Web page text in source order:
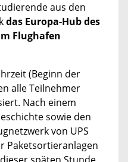
aus den
das Europa-Hub des
Flughafen
(Beginn der
alle Teilnehmer
Nach einem
sowie den
von UPS
Paketsortieranlagen